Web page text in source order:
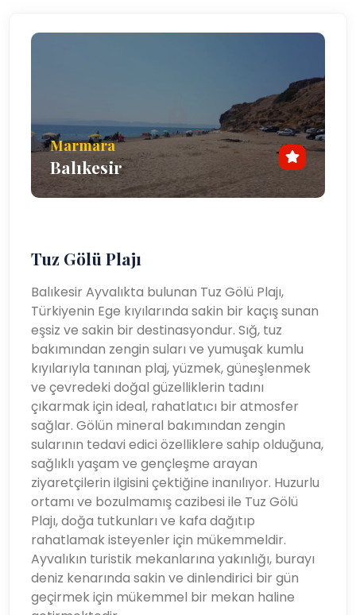
Marmara
Balıkesir
Tuz Gölü Plajı
Balıkesir Ayvalıkta bulunan Tuz Gölü Plajı,
Türkiyenin Ege kıyılarında sakin bir kaçış sunan
eşsiz ve sakin bir destinasyondur. Sığ, tuz
bakımından zengin suları ve yumuşak kumlu
kıyılarıyla tanınan plaj, yüzmek, güneşlenmek
ve çevredeki doğal güzelliklerin tadını
çıkarmak için ideal, rahatlatıcı bir atmosfer
sağlar. Gölün mineral bakımından zengin
sularının tedavi edici özelliklere sahip olduğuna,
sağlıklı yaşam ve gençleşme arayan
ziyaretçilerin ilgisini çektiğine inanılıyor. Huzurlu
ortamı ve bozulmamış cazibesi ile Tuz Gölü
Plajı, doğa tutkunları ve kafa dağıtıp
rahatlamak isteyenler için mükemmeldir.
Ayvalıkın turistik mekanlarına yakınlığı, burayı
deniz kenarında sakin ve dinlendirici bir gün
geçirmek için mükemmel bir mekan haline